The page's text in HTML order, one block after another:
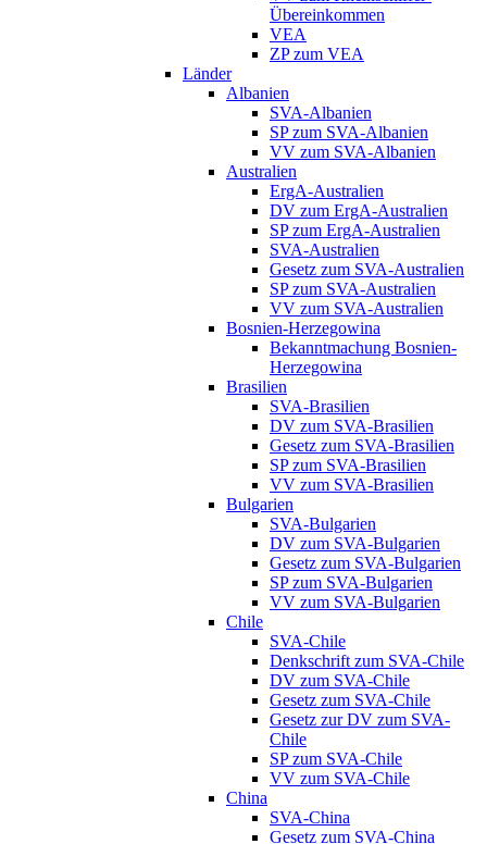
Übereinkommen
VEA
ZP zum VEA
Länder
Albanien
SVA-Albanien
SP zum SVA-Albanien
VV zum SVA-Albanien
Australien
ErgA-Australien
DV zum ErgA-Australien
SP zum ErgA-Australien
SVA-Australien
Gesetz zum SVA-Australien
SP zum SVA-Australien
VV zum SVA-Australien
Bosnien-Herzegowina
Bekanntmachung Bosnien-
Herzegowina
Brasilien
SVA-Brasilien
DV zum SVA-Brasilien
Gesetz zum SVA-Brasilien
SP zum SVA-Brasilien
VV zum SVA-Brasilien
Bulgarien
SVA-Bulgarien
DV zum SVA-Bulgarien
Gesetz zum SVA-Bulgarien
SP zum SVA-Bulgarien
VV zum SVA-Bulgarien
Chile
SVA-Chile
Denkschrift zum SVA-Chile
DV zum SVA-Chile
Gesetz zum SVA-Chile
Gesetz zur DV zum SVA-
Chile
SP zum SVA-Chile
VV zum SVA-Chile
China
SVA-China
Gesetz zum SVA-China